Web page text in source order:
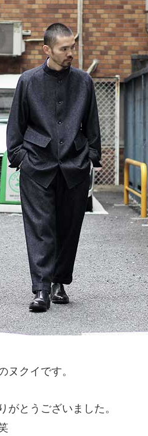
ヌクイです。
がとうございました。